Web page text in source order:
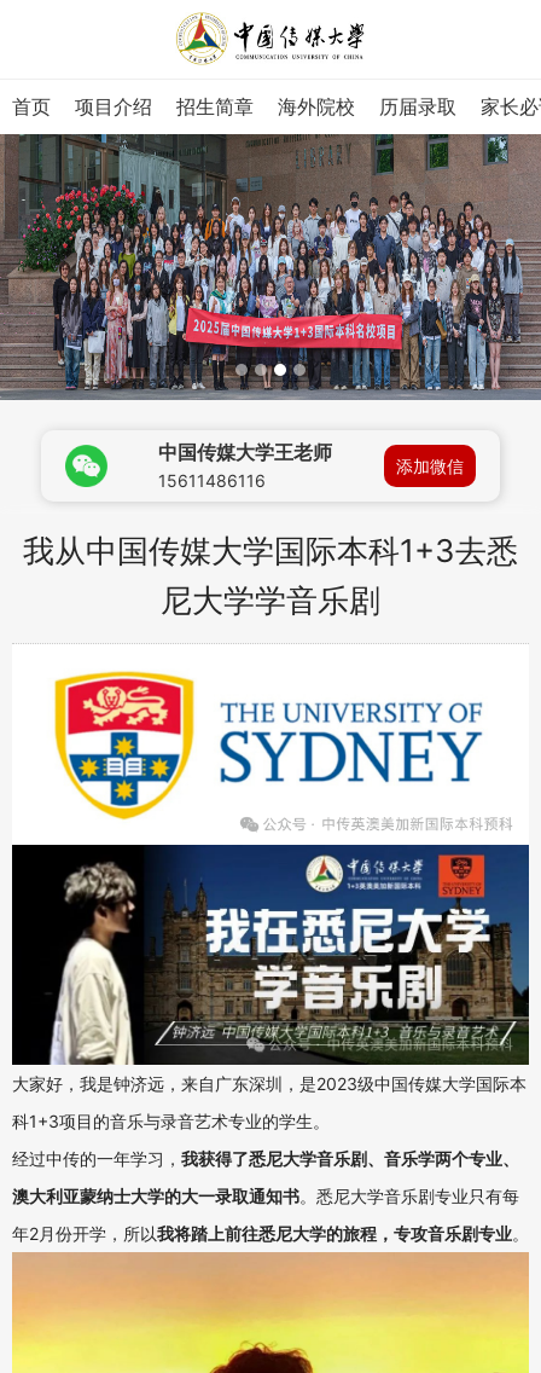
首页 项目介绍 招生简章 海外院校 历届录取 家长
中国传媒大学王老师
15611486116
添加微信
我从中国传媒大学国际本科1+3去悉
尼大学学音乐剧
大家好，我是钟济远，来自广东深圳，是2023级中国传媒大学国际本
科1+3项目的音乐与录音艺术专业的学生。
经过中传的一年学习， 我获得了悉尼大学音乐剧、音乐学两个专业、
澳大利亚蒙纳士大学的大一录取通知书。悉尼大学音乐剧专业只有每
年2月份开学，所以我将踏上前往悉尼大学的旅程，专攻音乐剧专业。